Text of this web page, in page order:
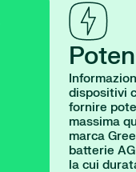
dispositivi
fornire
massima
marca
batterie
la cui